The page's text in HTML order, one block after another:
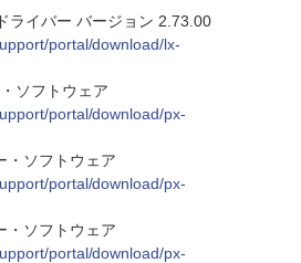
ライバー バージョン 2.73.00
portal/download/lx-
ソフトウェア
portal/download/px-
・ソフトウェア
portal/download/px-
・ソフトウェア
portal/download/px-